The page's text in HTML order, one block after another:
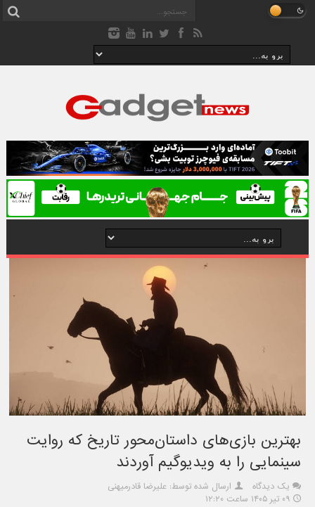
بهترین بازی‌های داستان‌محور تاریخ که روایت
سینمایی را به ویدیوگیم آوردند
یک دیدگاه
ارسال شده توسط: علیرضا قادرمیهنی
۰۹ تیر ۱۴۰۵ ساعت ۱۲:۲۰